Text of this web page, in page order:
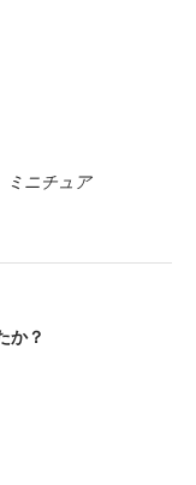
ミニチュア
か？